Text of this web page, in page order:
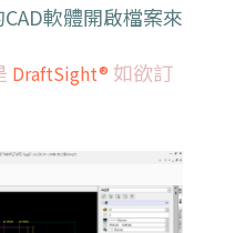
軟體開啟檔案來
DraftSight® 如欲訂